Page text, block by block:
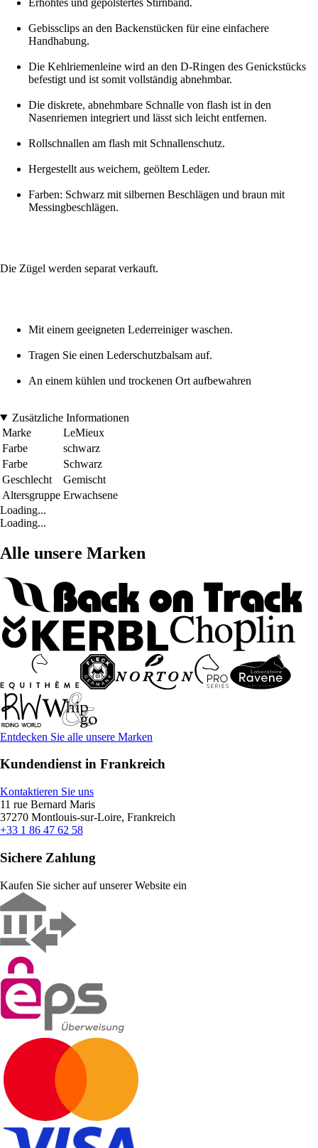
Erhöhtes und gepolstertes Stirnband.
Gebissclips an den Backenstücken für eine einfachere
Handhabung.
Die Kehlriemenleine wird an den D-Ringen des Genickstücks
befestigt und ist somit vollständig abnehmbar.
Die diskrete, abnehmbare Schnalle von flash ist in den
Nasenriemen integriert und lässt sich leicht entfernen.
Rollschnallen am flash mit Schnallenschutz.
Hergestellt aus weichem, geöltem Leder.
Farben: Schwarz mit silbernen Beschlägen und braun mit
Messingbeschlägen.
Die Zügel werden separat verkauft.
Mit einem geeigneten Lederreiniger waschen.
Tragen Sie einen Lederschutzbalsam auf.
An einem kühlen und trockenen Ort aufbewahren
Zusätzliche Informationen
Marke
LeMieux
Farbe
schwarz
Farbe
Schwarz
Geschlecht
Gemischt
Altersgruppe Erwachsene
Loading...
Loading...
Alle unsere Marken
Entdecken Sie alle unsere Marken
Kundendienst in Frankreich
Kontaktieren Sie uns
11 rue Bernard Maris
37270 Montlouis-sur-Loire, Frankreich
+33 1 86 47 62 58
Sichere Zahlung
Kaufen Sie sicher auf unserer Website ein